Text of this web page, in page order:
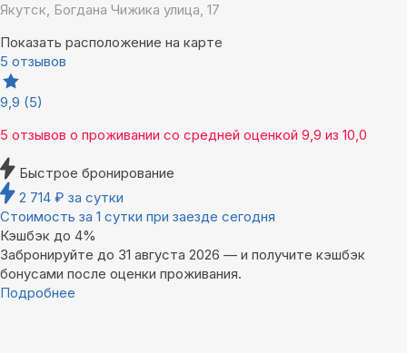
Якутск, Богдана Чижика улица, 17
Показать расположение на карте
5 отзывов
9,9 (5)
5 отзывов о проживании со средней оценкой 9,9 из 10,0
Быстрое бронирование
2 714 ₽ за сутки
Стоимость за 1 сутки при заезде сегодня
Кэшбэк до 4%
Забронируйте до 31 августа 2026 — и получите кэшбэк
бонусами после оценки проживания.
Подробнее